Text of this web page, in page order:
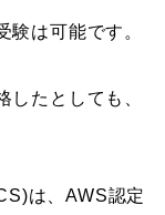
は可能です。
したとしても、
は、AWS認定